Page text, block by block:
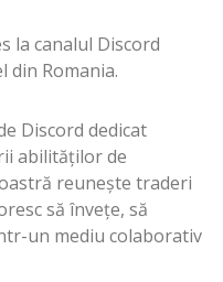
la canalul Discord
din Romania.
Discord dedicat
abilităților de
reunește traderi
să învețe, să
un mediu colaborativ